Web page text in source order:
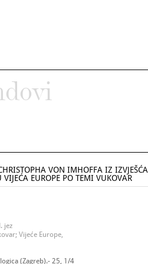
VON IMHOFFA IZ IZVJEŠĆA
EUROPE PO TEMI VUKOVAR
jez
Vijeće Europe,
(Zagreb).- 25, 1/4